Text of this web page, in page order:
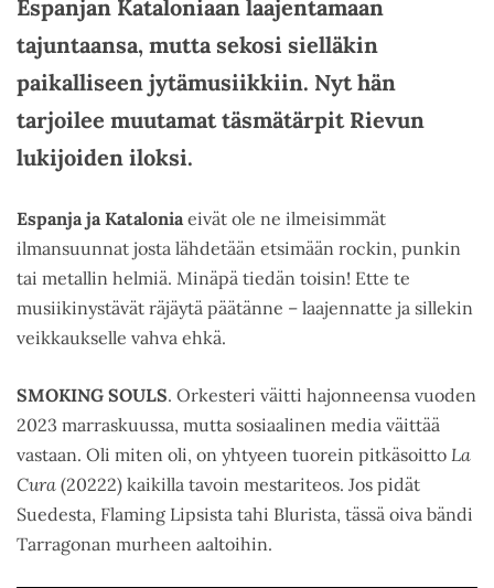
Espanjan Kataloniaan laajentamaan
tajuntaansa, mutta sekosi sielläkin
paikalliseen jytämusiikkiin. Nyt hän
tarjoilee muutamat täsmätärpit Rievun
lukijoiden iloksi.
Espanja ja Katalonia eivät ole ne ilmeisimmät
ilmansuunnat josta lähdetään etsimään rockin, punkin
tai metallin helmiä. Minäpä tiedän toisin! Ette te
musiikinystävät räjäytä päätänne – laajennatte ja sillekin
veikkaukselle vahva ehkä.
SMOKING SOULS. Orkesteri väitti hajonneensa vuoden
2023 marraskuussa, mutta sosiaalinen media väittää
vastaan. Oli miten oli, on yhtyeen tuorein pitkäsoitto La
Cura (20222) kaikilla tavoin mestariteos. Jos pidät
Suedesta, Flaming Lipsista tahi Blurista, tässä oiva bändi
Tarragonan murheen aaltoihin.